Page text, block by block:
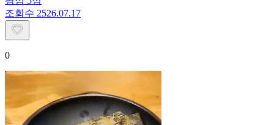
조회수 2526.07.17
0